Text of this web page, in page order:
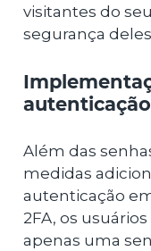
visitantes do
segurança
Além das
medidas
autenticação
2FA, os
apenas uma